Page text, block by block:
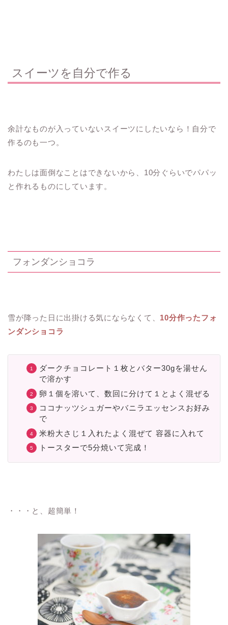
スイーツを自分で作る
余計なものが入っていないスイーツにしたいなら！自分で
作るのも一つ。
わたしは面倒なことはできないから、10分ぐらいでパパッ
と作れるものにしています。
フォンダンショコラ
雪が降った日に出掛ける気にならなくて、 10分作ったフォ
ンダンショコラ
ダークチョコレート１枚とバター30gを湯せん
で溶かす
卵１個を溶いて、数回に分けて１とよく混ぜる
ココナッツシュガーやバニラエッセンスお好み
で
米粉大さじ１入れたよく混ぜて 容器に入れて
トースターで5分焼いて完成！
・・・と、超簡単！